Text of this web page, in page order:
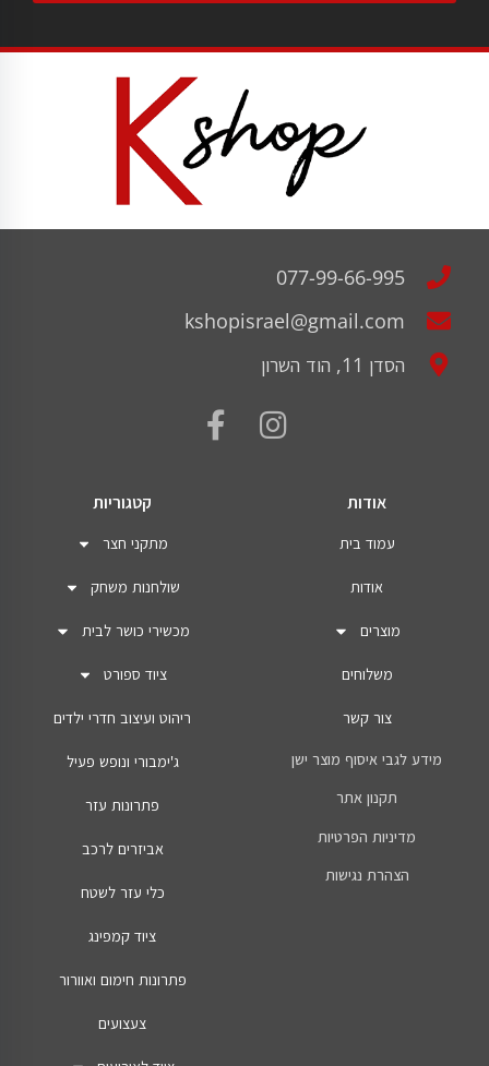
077-99-66-995
kshopisrael@gmail.com
הסדן 11, הוד השרון
אודות
עמוד בית
אודות
מוצרים
משלוחים
צור קשר
מידע לגבי איסוף מוצר ישן
תקנון אתר
מדיניות הפרטיות
הצהרת נגישות
קטגוריות
מתקני חצר
שולחנות משחק
מכשירי כושר לבית
ציוד ספורט
ריהוט ועיצוב חדרי ילדים
ג'ימבורי ונופש פעיל
פתרונות עזר
אביזרים לרכב
כלי עזר לשטח
ציוד קמפינג
פתרונות חימום ואוורור
צעצועים